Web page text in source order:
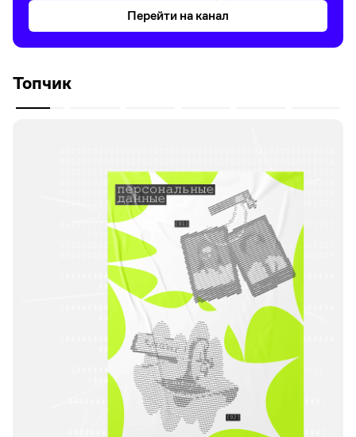
Перейти на канал
Топчик